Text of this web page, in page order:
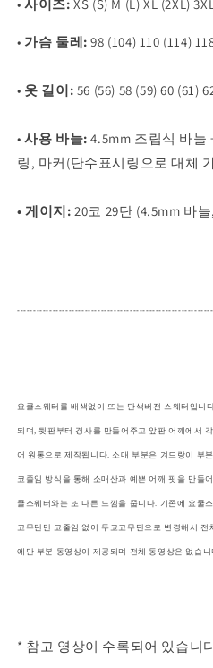
•사이즈:XS (S) M (L) XL (2XL)
• 가슴 둘레:98 (104) 110 (114)
• 옷 길이: 56 (56) 58 (59) 60 (61)
•사용 바늘:4.5mm 조립식 바늘
링, 마커(단수표시링으로 대체
• 게이지:20코 29단 (4.5mm 바
요쿨스웨터를 배색없이 뜨는 단색버전 스웨터입니
되며, 뒷판부터 경사를 만들어주고 앞판 어깨에서
어 원통으로 제작됩니다. 소매 부분은 겨드랑이 부
코줄임 방식을 통해 소매산과 예쁜 어깨 핏을 만들
쿨스웨터와는 또 다른 느낌을 줍니다. 기존에 요쿨
고무단만 코줄임 없이 두코고무단으로 변경해서
에만 부분 동영상이 제공되며 전체 동영상은 없습니
* 참고 영상이 수록되어 있습니